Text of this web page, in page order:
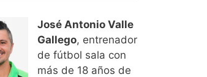
José Antonio Valle
Gallego, entrenador
de fútbol sala con
más de 18 años de